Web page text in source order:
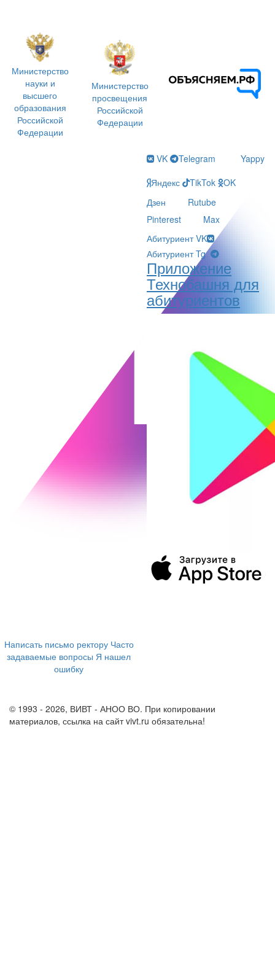
Министерство
науки и
высшего
образования
Российской
Федерации
Министерство
просвещения
Российской
Федерации
Написать письмо ректору Часто
задаваемые вопросы Я нашел
ошибку
VK Telegram
Yappy
Яндекс
TikTok
OK
Дзен
Rutube
Pinterest
Max
Абитуриент VK
Абитуриент Tg
Приложение
Технобашня для
абитуриентов
© 1993 - 2026, ВИВТ - АНОО ВО. При копировании
материалов, ссылка на сайт vivt.ru обязательна!